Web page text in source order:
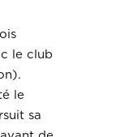
le club
le
sa